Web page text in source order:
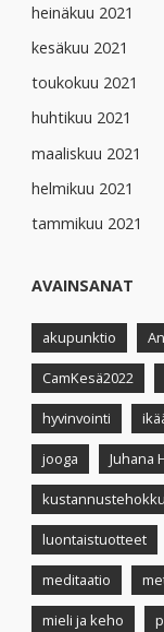
heinäkuu 2021
kesäkuu 2021
toukokuu 2021
huhtikuu 2021
maaliskuu 2021
helmikuu 2021
tammikuu 2021
AVAINSANAT
akupunktio
CamKesä2022
hyvinvointi
jooga Juhana
luontaistuotteet
meditaatio
mieli ja keho